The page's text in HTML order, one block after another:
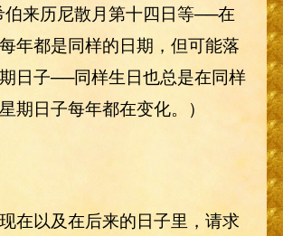
来历尼散月第十四日等──在
年都是同样的日期，但可能落
日子──同样生日也总是在同样
期日子每年都在变化。）
在以及在后来的日子里，请求